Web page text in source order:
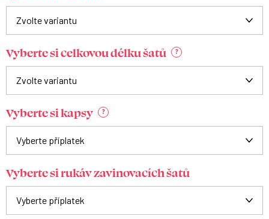
Vyberte si celkovou délku šatů ?
Vyberte si kapsy ?
Vyberte si rukáv zavinovacích šatů